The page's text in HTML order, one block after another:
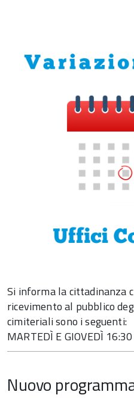
Si informa la cittadinanza
ricevimento al pubblico
cimiteriali sono i seguenti:
MARTEDÌ E GIOVEDÌ
Nuovo